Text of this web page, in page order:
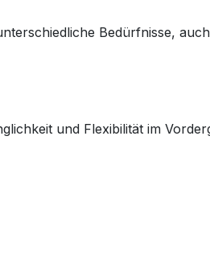
Bedürfnisse,
und Flexibilität im